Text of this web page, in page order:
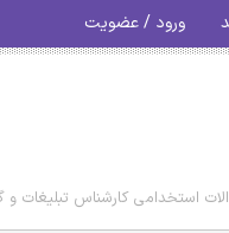
ورود / عضویت
استخدامی کارشناس تبلیغات و